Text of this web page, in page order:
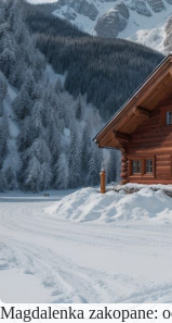
Magdalenka zakopane: